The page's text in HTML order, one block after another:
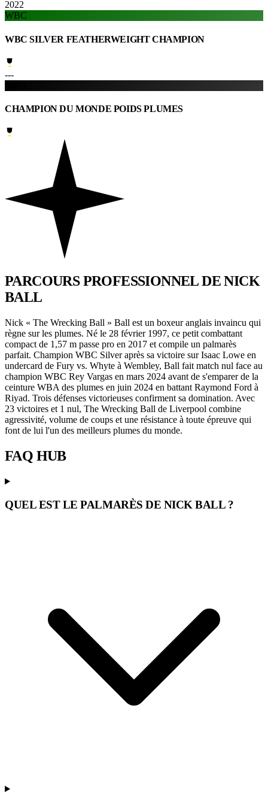
2022
WBC
WBC SILVER FEATHERWEIGHT CHAMPION
---
CHAMPION DU MONDE POIDS PLUMES
PARCOURS PROFESSIONNELDE NICK
BALL
Nick « The Wrecking Ball » Ball est un boxeur anglais invaincu qui
règne sur les plumes. Né le 28 février 1997, ce petit combattant
compact de 1,57 m passe pro en 2017 et compile un palmarès
parfait. Champion WBC Silver après sa victoire sur Isaac Lowe en
undercard de Fury vs. Whyte à Wembley, Ball fait match nul face au
champion WBC Rey Vargas en mars 2024 avant de s'emparer de la
ceinture WBA des plumes en juin 2024 en battant Raymond Ford à
Riyad. Trois défenses victorieuses confirment sa domination. Avec
23 victoires et 1 nul, The Wrecking Ball de Liverpool combine
agressivité, volume de coups et une résistance à toute épreuve qui
font de lui l'un des meilleurs plumes du monde.
FAQ HUB
QUEL EST LE PALMARÈS DE NICK BALL ?